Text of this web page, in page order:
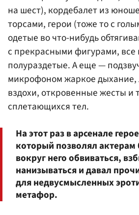
на шест), кордебалет из
торсами, герои (тоже то с
одетые во что-нибудь
с прекрасными фигурами, все
полураздетые. А еще —
микрофоном жаркое
вздохи, откровенные жесты и
сплетающихся тел.
На этот раз в арсенале
который позволял актерам
вокруг него обвиваться,
нанизываться и давал
для недвусмысленных
метафор.